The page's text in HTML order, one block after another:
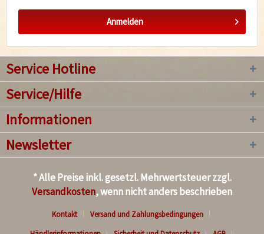
Anmelden
Service Hotline
Service/Hilfe
Informationen
Newsletter
* Alle Preise inkl. gesetzl. Mehrwertsteuer zzgl.
Versandkosten, wenn nicht anders beschrieben
Kontakt
Versand und Zahlungsbedingungen